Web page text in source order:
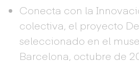
Conecta con la
colectiva, el proyecto
seleccionado en el
Barcelona, octubre de